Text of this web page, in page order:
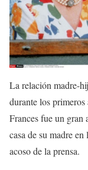
La relación madre-
durante los
Frances fue un
casa de su madre
acoso de la prensa.